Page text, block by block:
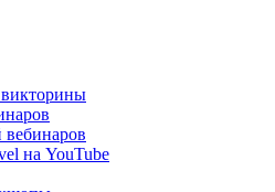
вебинаров
на YouTube